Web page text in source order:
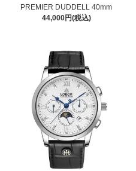
PREMIER DUDDELL 40mm
44,000円(税込)